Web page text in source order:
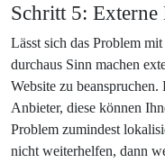
Schritt 5:
Lässt sich das Problem
durchaus Sinn machen
Website zu
Anbieter, diese können
Problem zumindest
nicht weiterhelfen, dann